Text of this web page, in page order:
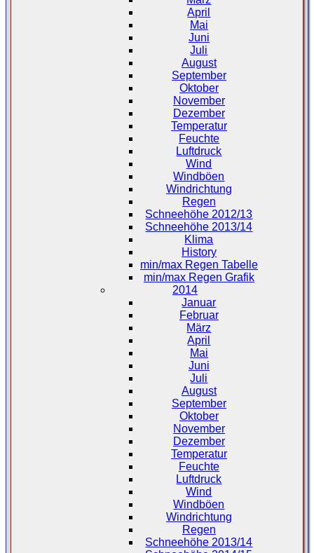
April
Mai
Juni
Juli
August
September
Oktober
November
Dezember
Temperatur
Feuchte
Luftdruck
Wind
Windböen
Windrichtung
Regen
Schneehöhe 2012/13
Schneehöhe 2013/14
Klima
History
min/max Regen Tabelle
min/max Regen Grafik
2014
Januar
Februar
März
April
Mai
Juni
Juli
August
September
Oktober
November
Dezember
Temperatur
Feuchte
Luftdruck
Wind
Windböen
Windrichtung
Regen
Schneehöhe 2013/14